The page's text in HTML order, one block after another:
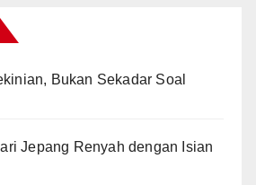
Bukan Sekadar Soal
Jepang Renyah dengan Isian